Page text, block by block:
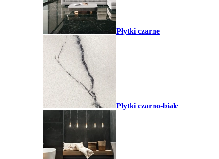
Płytki czarne
Płytki czarno-białe